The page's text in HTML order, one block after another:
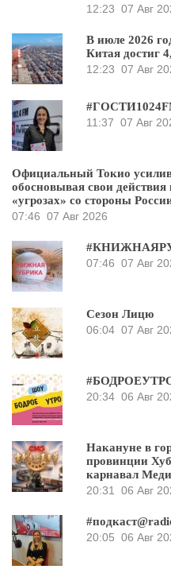
12:23 07 Авг
В июле 2026
Китая достиг
12:23 07 Авг
11:37 07 Авг
Официальный Токио
обосновывая свои
«угрозах» со стороны
07:46 07 Авг 2026
07:46 07 Авг
Сезон Лицю
06:04 07 Авг
20:34 06 Авг
Накануне в
провинции
карнавал
20:31
06 Авг
20:05 06 Авг